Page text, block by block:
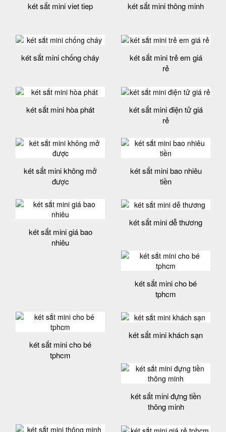
két sắt mini viet tiep két sắt mini thông minh
két sắt mini chống cháy
két sắt mini trẻ em giá
rẻ
két sắt mini hòa phát
két sắt mini điện tử giá
rẻ
két sắt mini không mở
được
két sắt mini bao nhiêu
tiền
két sắt mini giá bao
nhiêu
két sắt mini dễ thương
két sắt mini cho bé
tphcm
két sắt mini cho bé
tphcm
két sắt mini khách sạn
két sắt mini đựng tiền
thông minh